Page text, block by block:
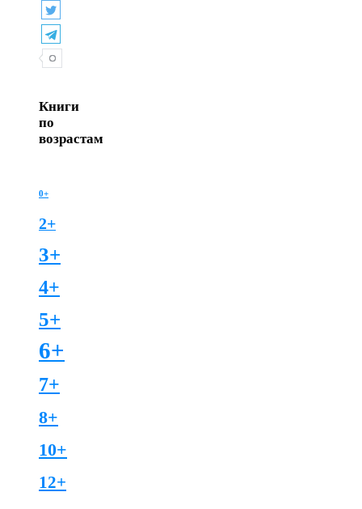
Книги
по
возрастам
0+
2+
3+
4+
5+
6+
7+
8+
10+
12+